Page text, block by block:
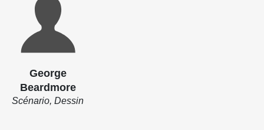
George
Beardmore
Scénario, Dessin